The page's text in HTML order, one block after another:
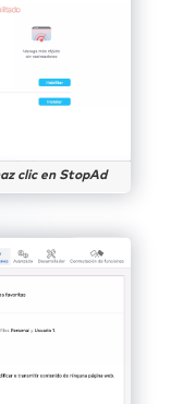
clic en StopAd